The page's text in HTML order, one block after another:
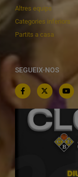
Altres equips
Categories inferiors
Partits a casa
SEGUEIX-NOS